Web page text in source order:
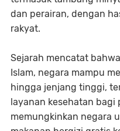
dan perairan, dengan
rakyat.
Sejarah mencatat
Islam, negara mampu
hingga jenjang tinggi,
layanan kesehatan bagi
memungkinkan negara